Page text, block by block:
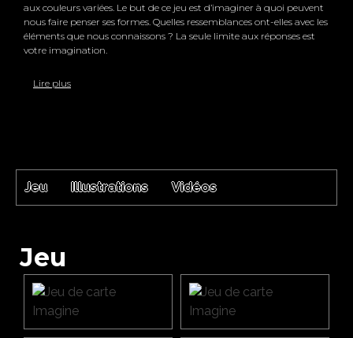
aux couleurs variées. Le but de ce jeu est d’imaginer à quoi peuvent
nous faire penser ses formes. Quelles ressemblances ont-elles avec les
éléments que nous connaissons ? La seule limite aux réponses est
votre imagination.
Lire plus
Jeu Illustrations Vidéos
Jeu